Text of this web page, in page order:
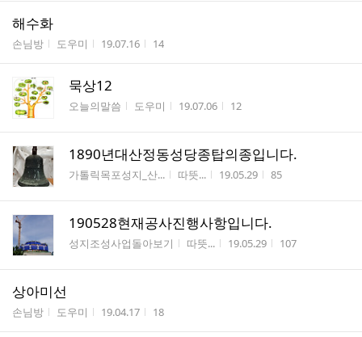
해수화
게시판명
손님방 작성자
도우미 작성시간
19.07.16 조회수
14
묵상12
게시판명
오늘의말씀 작성자
도우미 작성시간
19.07.06 조회수
12
1890년대산정동성당종탑의종입니다.
게시판명
가톨릭목포성지_산... 작성자
따뜻... 작성시간
19.05.29 조회수
85
190528현재공사진행사항입니다.
게시판명
성지조성사업돌아보기 작성자
따뜻... 작성시간
19.05.29 조회수
107
상아미선
게시판명
손님방 작성자
도우미 작성시간
19.04.17 조회수
18